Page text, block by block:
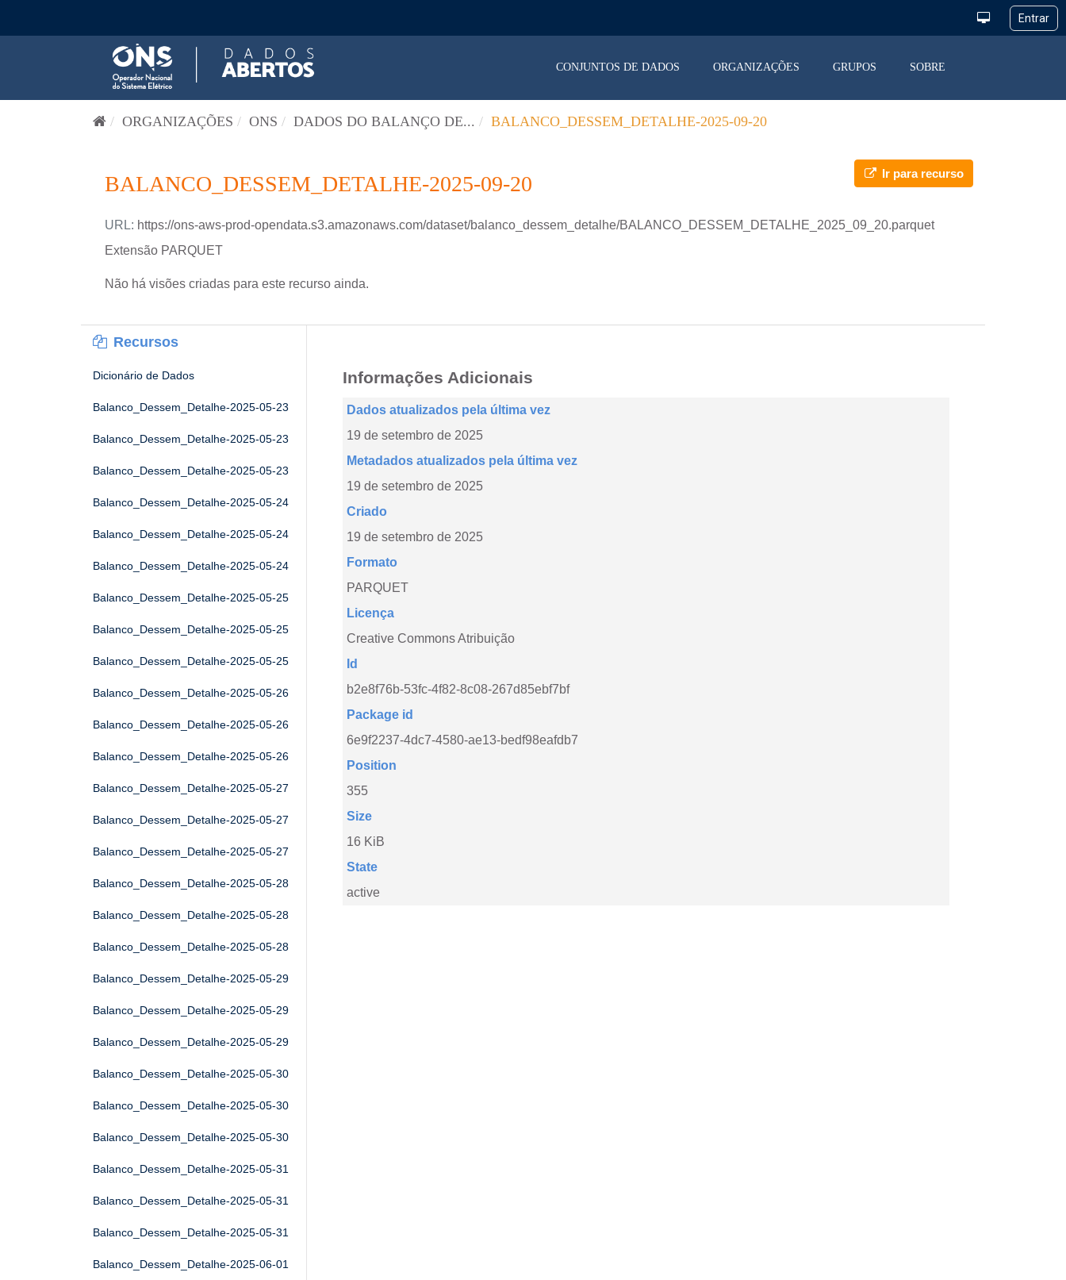
CONJUNTOS DE DADOS ORGANIZAÇÕES GRUPOS SOBRE
ORGANIZAÇÕES ONS DADOS DO BALANÇO DE... BALANCO_DESSEM_DETALHE-2025-09-20
Ir para recurso
BALANCO_DESSEM_DETALHE-2025-09-20
URL: https://ons-aws-prod-opendata.s3.amazonaws.com/dataset/balanco_dessem_detalhe/BALANCO_DESSEM_DETALHE_2025_09_20.parquet
Extensão PARQUET
Não há visões criadas para este recurso ainda.
Recursos
Dicionário de Dados
Balanco_Dessem_Detalhe-2025-05-23
Balanco_Dessem_Detalhe-2025-05-23
Balanco_Dessem_Detalhe-2025-05-23
Balanco_Dessem_Detalhe-2025-05-24
Balanco_Dessem_Detalhe-2025-05-24
Balanco_Dessem_Detalhe-2025-05-24
Balanco_Dessem_Detalhe-2025-05-25
Balanco_Dessem_Detalhe-2025-05-25
Balanco_Dessem_Detalhe-2025-05-25
Balanco_Dessem_Detalhe-2025-05-26
Balanco_Dessem_Detalhe-2025-05-26
Balanco_Dessem_Detalhe-2025-05-26
Balanco_Dessem_Detalhe-2025-05-27
Balanco_Dessem_Detalhe-2025-05-27
Balanco_Dessem_Detalhe-2025-05-27
Balanco_Dessem_Detalhe-2025-05-28
Balanco_Dessem_Detalhe-2025-05-28
Balanco_Dessem_Detalhe-2025-05-28
Balanco_Dessem_Detalhe-2025-05-29
Balanco_Dessem_Detalhe-2025-05-29
Balanco_Dessem_Detalhe-2025-05-29
Balanco_Dessem_Detalhe-2025-05-30
Balanco_Dessem_Detalhe-2025-05-30
Balanco_Dessem_Detalhe-2025-05-30
Balanco_Dessem_Detalhe-2025-05-31
Balanco_Dessem_Detalhe-2025-05-31
Balanco_Dessem_Detalhe-2025-05-31
Balanco_Dessem_Detalhe-2025-06-01
Informações Adicionais
Dados atualizados pela última vez
19 de setembro de 2025
Metadados atualizados pela última vez
19 de setembro de 2025
Criado
19 de setembro de 2025
Formato
PARQUET
Licença
Creative Commons Atribuição
Id
b2e8f76b-53fc-4f82-8c08-267d85ebf7bf
Package id
6e9f2237-4dc7-4580-ae13-bedf98eafdb7
Position
355
Size
16 KiB
State
active